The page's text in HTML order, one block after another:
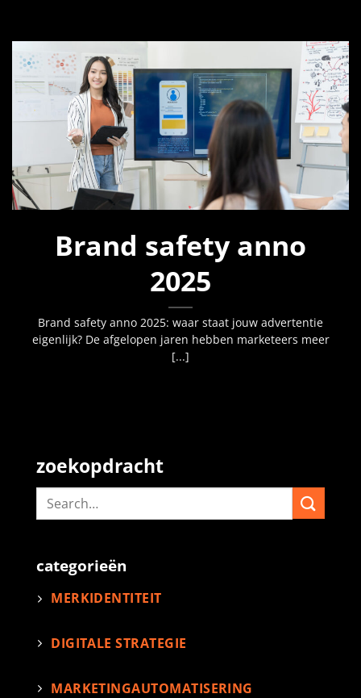
Brand safety anno
2025
Brand safety anno 2025: waar staat jouw advertentie
eigenlijk? De afgelopen jaren hebben marketeers meer
[...]
zoekopdracht
categorieën
MERKIDENTITEIT
DIGITALE STRATEGIE
MARKETINGAUTOMATISERING